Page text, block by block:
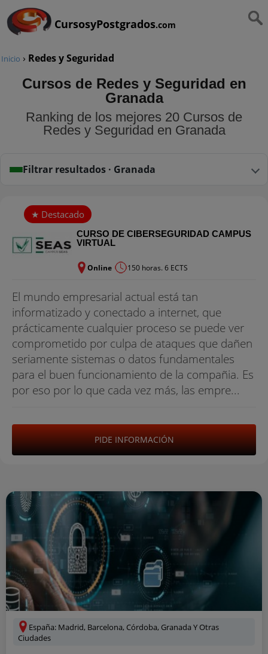
CursosyPostgrados.com
Inicio › Redes y Seguridad
Cursos de Redes y Seguridad en
Granada
Ranking de los mejores 20 Cursos de
Redes y Seguridad en Granada
Filtrar resultados · Granada
CURSO DE CIBERSEGURIDAD CAMPUS
VIRTUAL
Online 150 horas. 6 ECTS
El mundo empresarial actual está tan
informatizado y conectado a internet, que
prácticamente cualquier proceso se puede ver
comprometido por culpa de ataques que dañen
seriamente sistemas o datos fundamentales
para el buen funcionamiento de la compañia. Es
por eso por lo que cada vez más, las empre...
PIDE INFORMACIÓN
España: Madrid, Barcelona, Córdoba, Granada Y Otras
Ciudades